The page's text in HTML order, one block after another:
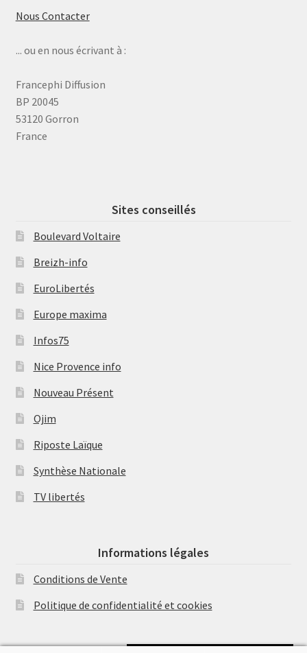
Nous Contacter
... ou en nous écrivant à :
Francephi Diffusion
BP 20045
53120 Gorron
France
Sites conseillés
Boulevard Voltaire
Breizh-info
EuroLibertés
Europe maxima
Infos75
Nice Provence info
Nouveau Présent
Ojim
Riposte Laïque
Synthèse Nationale
TV libertés
Informations légales
Conditions de Vente
Politique de confidentialité et cookies